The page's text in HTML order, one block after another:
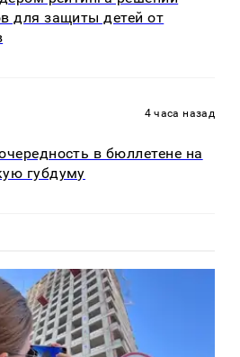
для защиты детей от
4 часа назад
в бюллетене на
губдуму